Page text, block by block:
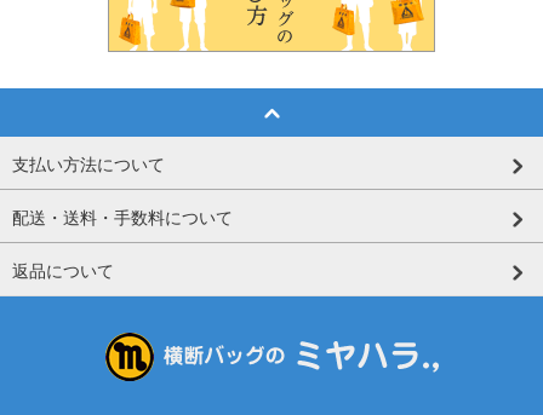
支払い方法について
配送・送料・手数料について
返品について